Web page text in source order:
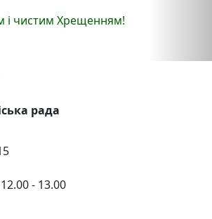
і чистим Хрещенням!
рада
- 13.00